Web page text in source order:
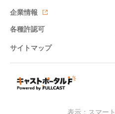
企業情報
各種許認可
サイトマップ
表示：スマー